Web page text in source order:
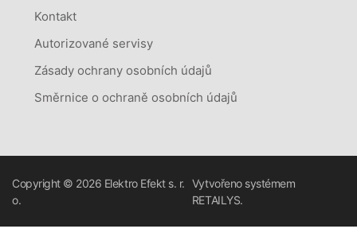
Kontakt
Autorizované servisy
Zásady ochrany osobních údajů
Směrnice o ochraně osobních údajů
Copyright © 2026 Elektro Efekt s. r.
o.
Vytvořeno systémem
RETAILYS.